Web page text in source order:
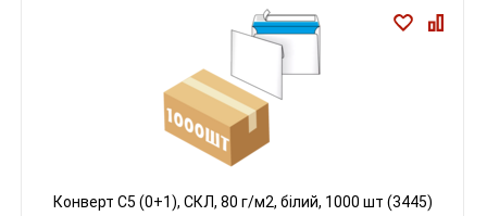
Конверт C5 (0+1), СКЛ, 80 г/м2, білий, 1000 шт (3445)